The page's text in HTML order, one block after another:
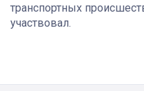
транспортных
участвовал.